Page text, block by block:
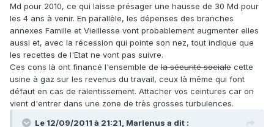
Md pour 2010, ce qui laisse présager une hausse de 30 Md pour
les 4 ans à venir. En parallèle, les dépenses des branches
annexes Famille et Vieillesse vont probablement augmenter elles
aussi et, avec la récession qui pointe son nez, tout indique que
les recettes de l'Etat ne vont pas suivre.
Ces cons là ont financé l'ensemble de la sécurité sociale cette
usine à gaz sur les revenus du travail, ceux là même qui font
défaut en cas de ralentissement. Attacher vos ceintures car on
vient d'entrer dans une zone de très grosses turbulences.
Le 12/09/2011 à 21:21, Marlenus a dit :